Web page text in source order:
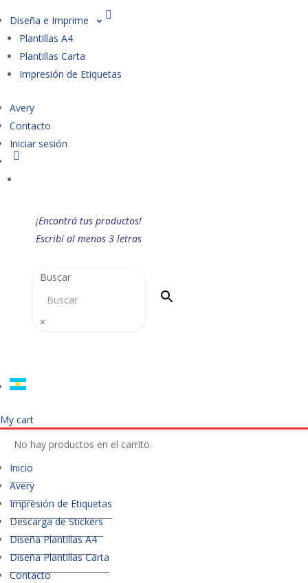
Diseña e Imprime
Plantillas A4
Plantillas Carta
Impresión de Etiquetas
Avery
Contacto
Iniciar sesión
¡Encontrá tus productos!
Escribí al menos 3 letras
Buscar
×
My cart
No hay productos en el carrito.
Inicio
Avery
Impresión de Etiquetas
Descarga de Stickers
Diseña Plantillas A4
Diseña Plantillas Carta
Contacto